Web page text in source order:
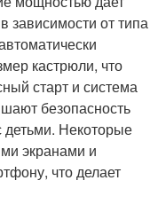
зависимости от типа
кастрюли, что
старт и система
безопасность
детьми. Некоторые
экранами и
что делает